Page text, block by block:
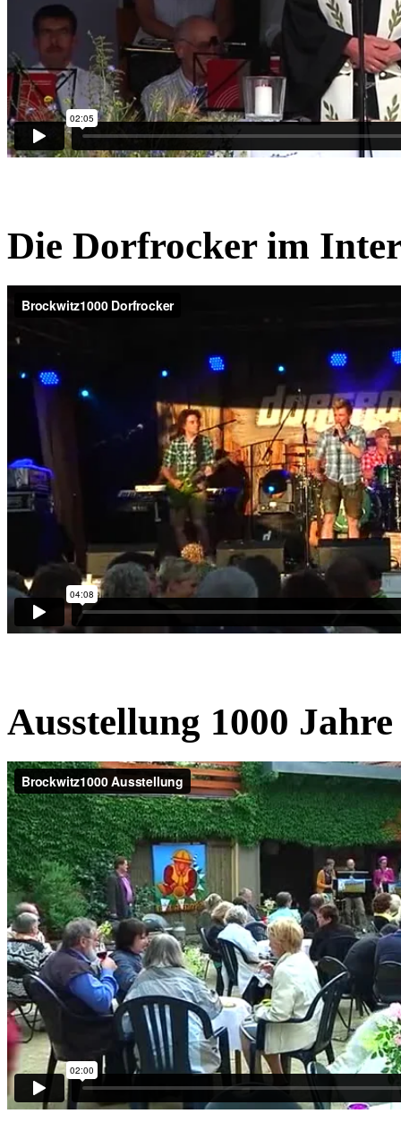
Die Dorfrocker im
Ausstellung 1000